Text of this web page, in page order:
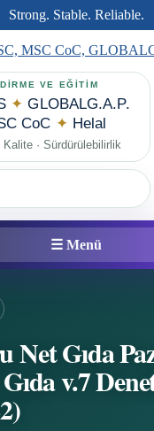
Strong. Stable. Reliable.
VE EĞİTİM
✦ GLOBALG.A.P.
CoC ✦ Helal
Kalite · Sürdürülebilirlik
☰ Menü
Net Gıda
v.7